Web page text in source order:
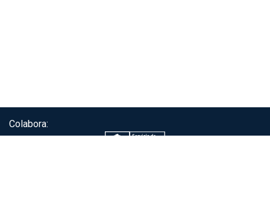
Colabora: